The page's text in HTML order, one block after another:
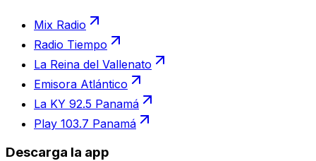
Mix Radio
Radio Tiempo
La Reina del Vallenato
Emisora Atlántico
La KY 92.5 Panamá
Play 103.7 Panamá
Descarga la app